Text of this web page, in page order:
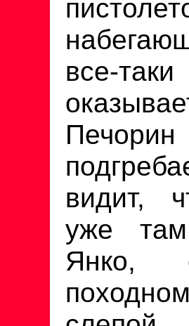
все-
видит,
уже
Янко,